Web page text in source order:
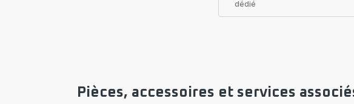
dédié
Pièces, accessoires et services